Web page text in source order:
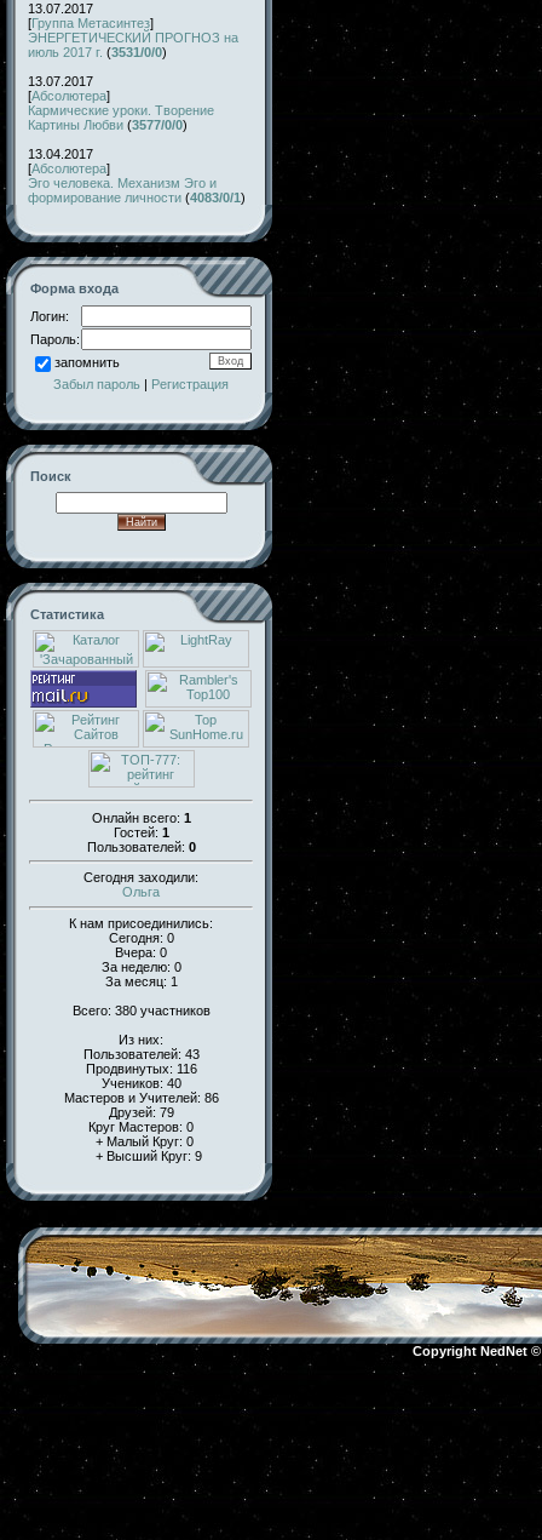
13.07.2017
[Группа Метасинтез]
ЭНЕРГЕТИЧЕСКИЙ ПРОГНОЗ на
июль 2017 г. (3531/0/0)
13.07.2017
[Абсолютера]
Кармические уроки. Творение
Картины Любви (3577/0/0)
13.04.2017
[Абсолютера]
Эго человека. Механизм Эго и
формирование личности (4083/0/1)
Форма входа
Логин:
Пароль:
запомнить
Забыл пароль | Регистрация
Поиск
Статистика
Онлайн всего: 1
Гостей: 1
Пользователей: 0
Сегодня заходили:
Ольга
К нам присоединились:
Сегодня: 0
Вчера: 0
За неделю: 0
За месяц: 1
Всего: 380 участников
Из них:
Пользователей: 43
Продвинутых: 116
Учеников: 40
Мастеров и Учителей: 86
Друзей: 79
Круг Мастеров: 0
+ Малый Круг: 0
+ Высший Круг: 9
Copyright NedNet